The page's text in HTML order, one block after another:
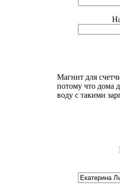
Магнит для
потому что дома
воду с такими